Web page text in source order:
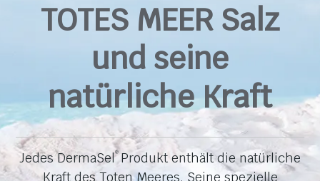
TOTES MEER Salz
und seine
natürliche Kraft
Jedes DermaSel® Produkt enthält die natürliche
Kraft des Toten Meeres. Seine spezielle